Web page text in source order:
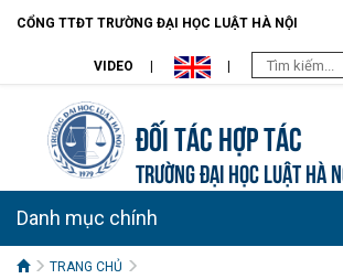
CỔNG TTĐT TRƯỜNG ĐẠI HỌC LUẬT HÀ NỘI
VIDEO
Đối tác hợp tác
TRƯỜNG ĐẠI HỌC LUẬT HÀ
Danh mục chính
TRANG CHỦ